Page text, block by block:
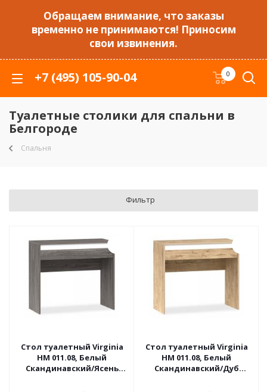
Обращаем внимание, что заказы
временно не принимаются! Приносим
свои извинения.
+7 (495) 105-90-04 0
Туалетные столики для спальни в
Белгороде
Спальня
Фильтр
Стол туалетный Virginia
НМ 011.08, Белый
Скандинавский/Ясень
Стол туалетный Virginia
НМ 011.08, Белый
Скандинавский/Дуб